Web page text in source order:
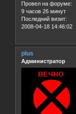
Провел на форуме:
9 часов 26 минут
Последний визит:
2008-04-18 14:46:02
plus
Администратор